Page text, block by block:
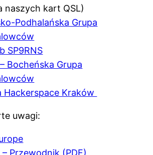
naszych kart QSL)
Podhalańska Grupa
SP9RNS
Bocheńska Grupa
Hackerspace Kraków
uwagi:
– Przewodnik (PDF)